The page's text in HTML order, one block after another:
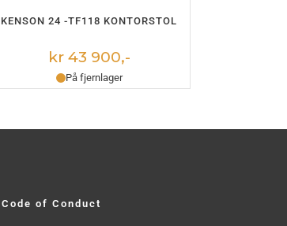
LEGG I HANDLEKURV
KENSON 24 -TF118 KONTORSTOL
kr 43 900,-
På fjernlager
Code of Conduct